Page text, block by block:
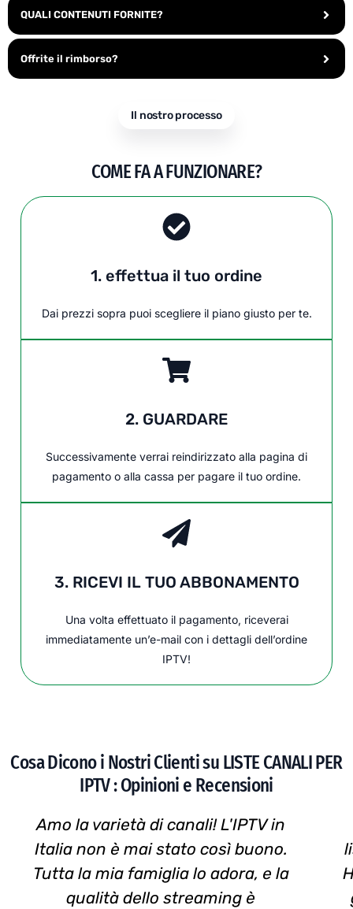
QUALI CONTENUTI FORNITE?
Offrite il rimborso?
Il nostro processo
COME FA A FUNZIONARE?
1. effettua il tuo ordine
Dai prezzi sopra puoi scegliere il piano giusto per te.
2. GUARDARE
Successivamente verrai reindirizzato alla pagina di
pagamento o alla cassa per pagare il tuo ordine.
3. RICEVI IL TUO ABBONAMENTO
Una volta effettuato il pagamento, riceverai
immediatamente un’e-mail con i dettagli dell’ordine
IPTV!
Cosa Dicono i Nostri Clienti su LISTE CANALI PER
IPTV : Opinioni e Recensioni
Amo la varietà di canali! L'IPTV in
Italia non è mai stato così buono.
Tutta la mia famiglia lo adora, e la
qualità dello streaming è